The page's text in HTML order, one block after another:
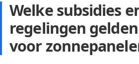
Welke subsidies
regelingen
voor